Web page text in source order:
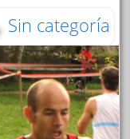
Sin categoría